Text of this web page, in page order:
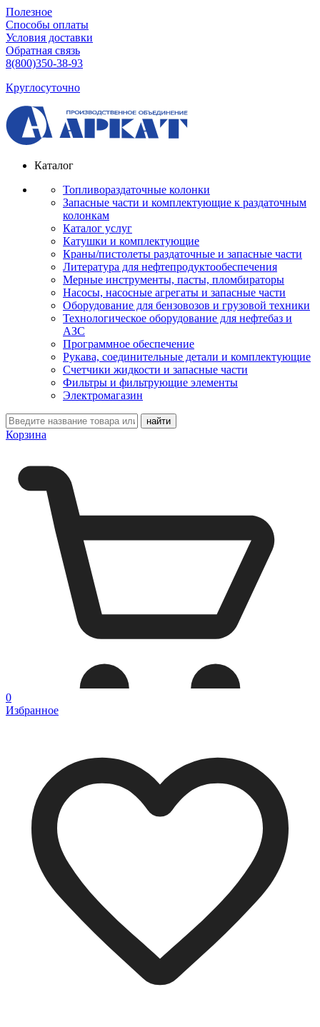
Полезное
Способы оплаты
Условия доставки
Обратная связь
8(800)350-38-93
Круглосуточно
Каталог
Топливораздаточные колонки
Запасные части и комплектующие к раздаточным
колонкам
Каталог услуг
Катушки и комплектующие
Краны/пистолеты раздаточные и запасные части
Литература для нефтепродуктообеспечения
Мерные инструменты, пасты, пломбираторы
Насосы, насосные агрегаты и запасные части
Оборудование для бензовозов и грузовой техники
Технологическое оборудование для нефтебаз и
АЗС
Программное обеспечение
Рукава, соединительные детали и комплектующие
Счетчики жидкости и запасные части
Фильтры и фильтрующие элементы
Электромагазин
Корзина
0
Избранное